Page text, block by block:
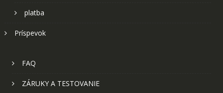
platba
Príspevok
FAQ
ZÁRUKY A TESTOVANIE